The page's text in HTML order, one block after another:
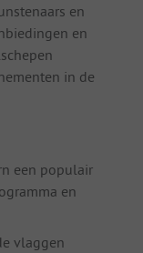
en
en
in de
een populair
en
vlaggen